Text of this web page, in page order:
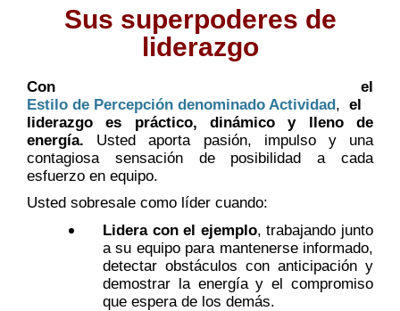
Sus superpoderes de
liderazgo
Con el
Estilo de Percepción denominado Actividad, el
liderazgo es práctico, dinámico y lleno de
energía. Usted aporta pasión, impulso y una
contagiosa sensación de posibilidad a cada
esfuerzo en equipo.
Usted sobresale como líder cuando:
Lidera con el ejemplo, trabajando junto
a su equipo para mantenerse informado,
detectar obstáculos con anticipación y
demostrar la energía y el compromiso
que espera de los demás.